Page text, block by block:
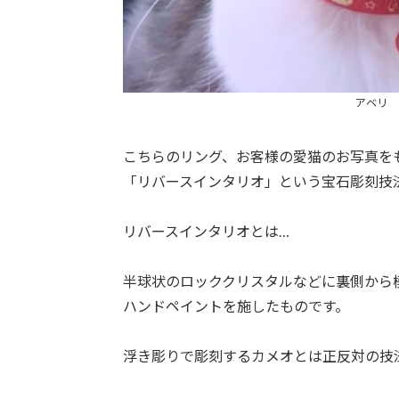
アベリ
こちらのリング、お客様の愛猫のお写真を
「リバースインタリオ」という宝石彫刻
リバースインタリオとは…
半球状のロッククリスタルなどに裏側か
ハンドペイントを施したものです。
浮き彫りで彫刻するカメオとは正反対の技